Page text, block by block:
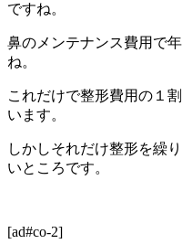
ですね。
鼻のメンテナンス費用で
ね。
これだけで整形費用の１
います。
しかしそれだけ整形を繰
いところです。
[ad#co-2]